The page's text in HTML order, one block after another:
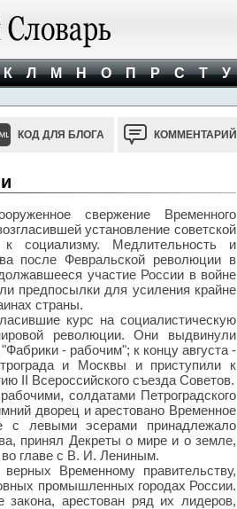
К Л М Н О П Р С Т У
КОД ДЛЯ БЛОГА КОММЕНТАРИЙ
свержение Временного
установление советской
социализму. Медлительность и
после Февральской революции в
участие России в войне
предпосылки для усиления крайне
страны.
курс на социалистическую
революции. Они выдвинули
- рабочим"; к концу августа -
и Москвы и приступили к
II Всероссийского съезда Советов.
солдатами Петроградского
дворец и арестовано Временное
с левыми эсерами принадлежало
принял Декреты о мире и о земле,
главе с В. И. Лениным.
Временному правительству,
промышленных городах России.
арестован ряд их лидеров,